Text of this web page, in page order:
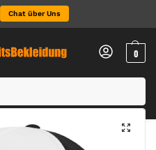
Chat über Uns
0